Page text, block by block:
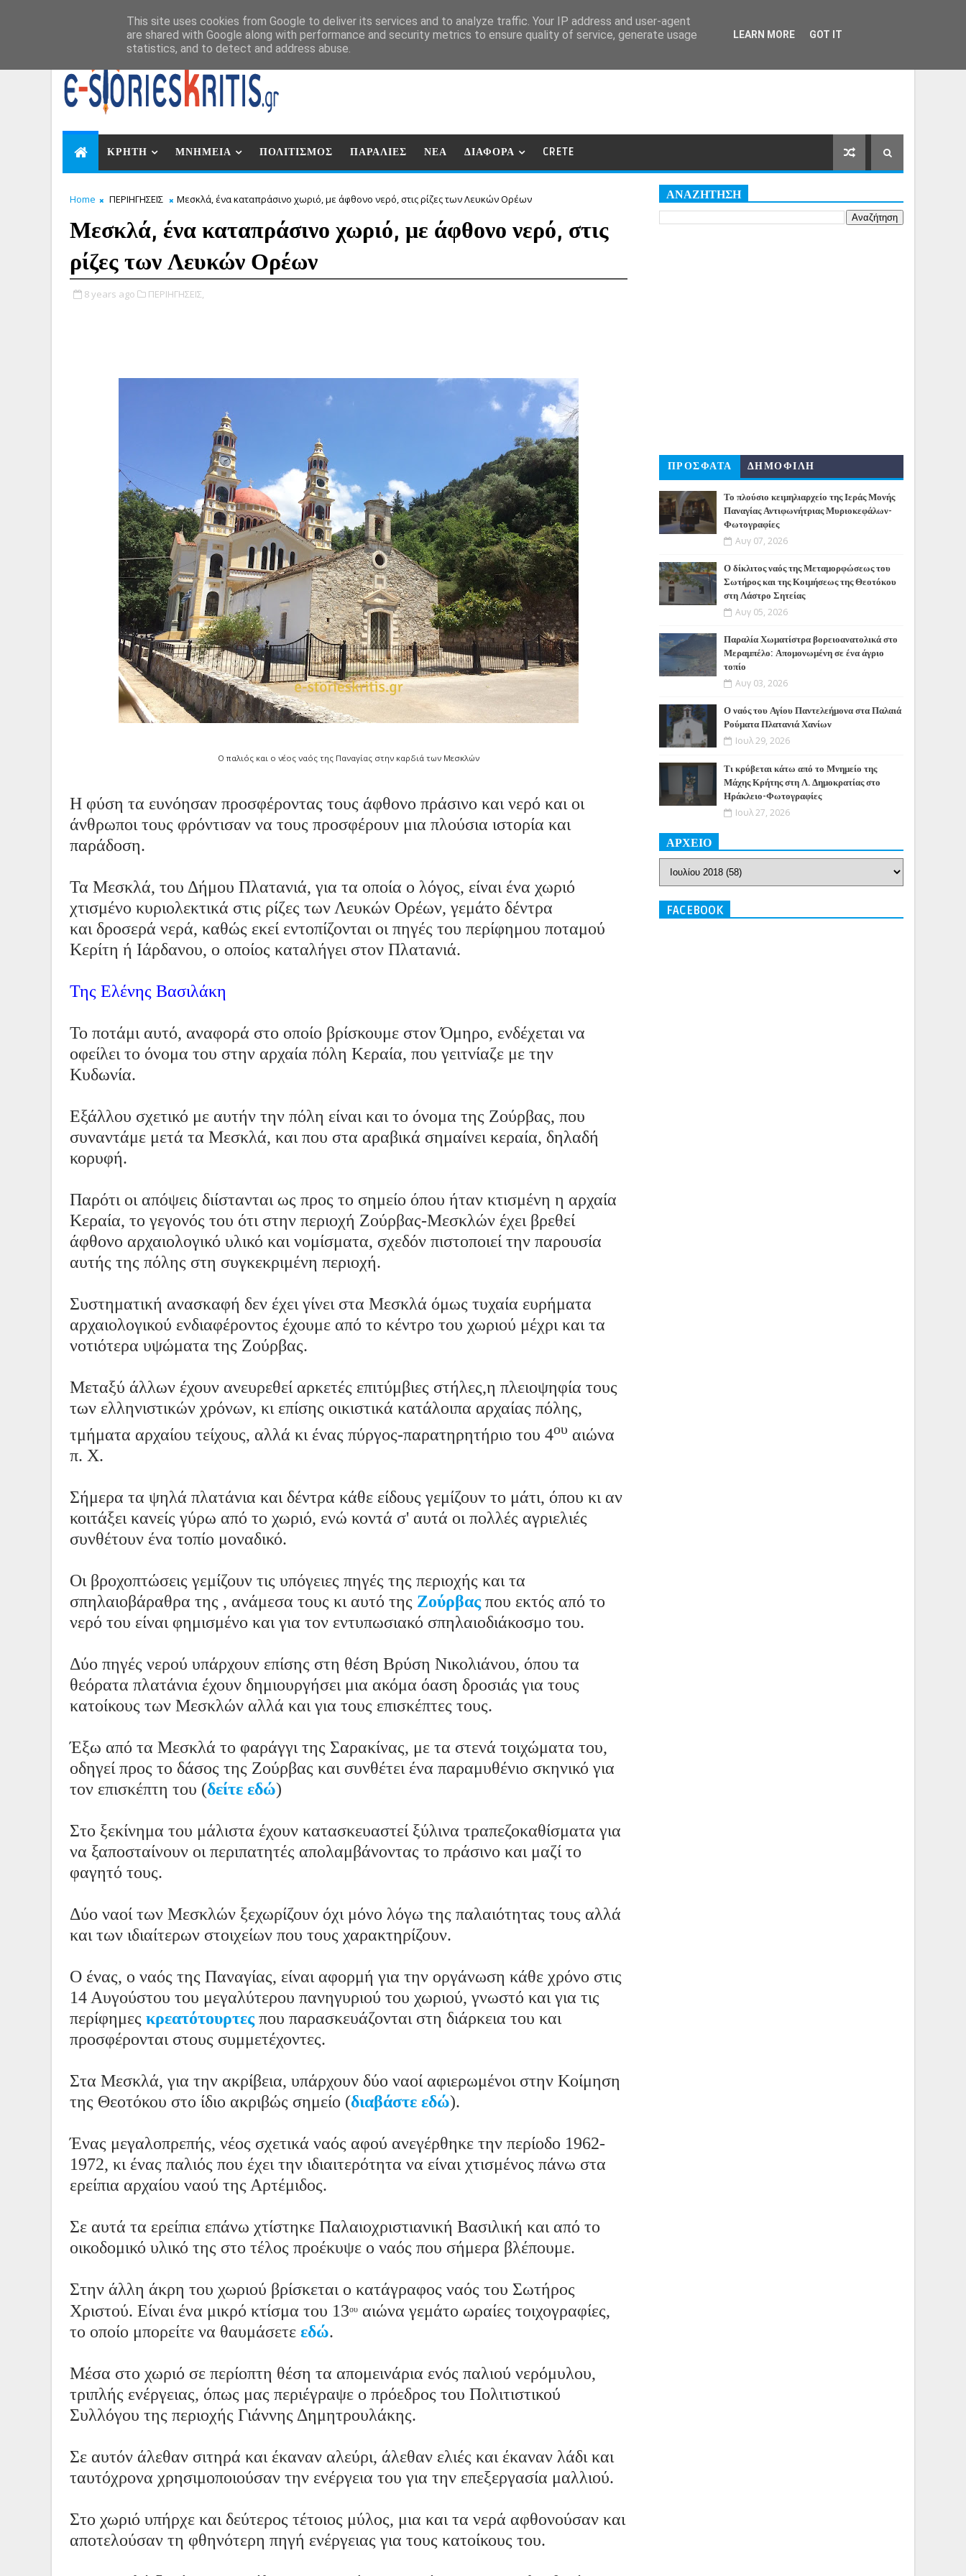
ΚΡΗΤΗ ΜΝΗΜΕΙΑ ΠΟΛΙΤΙΣΜΟΣ ΠΑΡΑΛΙΕΣ ΝΕΑ ΔΙΑΦΟΡΑ CRETE
Home ΠΕΡΙΗΓΗΣΕΙΣ Μεσκλά, ένα καταπράσινο χωριό, με άφθονο νερό, στις ρίζες των Λευκών Ορέων
Μεσκλά, ένα καταπράσινο χωριό, με άφθονο νερό, στις
ρίζες των Λευκών Ορέων
8 years ago ΠΕΡΙΗΓΗΣΕΙΣ,
Ο παλιός και ο νέος ναός της Παναγίας στην καρδιά των Μεσκλών
Η φύση τα ευνόησαν προσφέροντας τους άφθονο πράσινο και νερό και οι
άνθρωποι τους φρόντισαν να τους προσφέρουν μια πλούσια ιστορία και
παράδοση.
Τα Μεσκλά, του Δήμου Πλατανιά, για τα οποία ο λόγος, είναι ένα χωριό
χτισμένο κυριολεκτικά στις ρίζες των Λευκών Ορέων, γεμάτο δέντρα
και δροσερά νερά, καθώς εκεί εντοπίζονται οι πηγές του περίφημου ποταμού
Κερίτη ή Ιάρδανου, ο οποίος καταλήγει στον Πλατανιά.
Της Ελένης Βασιλάκη
Το ποτάμι αυτό, αναφορά στο οποίο βρίσκουμε στον Όμηρο, ενδέχεται να
οφείλει το όνομα του στην αρχαία πόλη Κεραία, που γειτνίαζε με την
Κυδωνία.
Εξάλλου σχετικό με αυτήν την πόλη είναι και το όνομα της Ζούρβας, που
συναντάμε μετά τα Μεσκλά, και που στα αραβικά σημαίνει κεραία, δηλαδή
κορυφή.
Παρότι οι απόψεις διίστανται ως προς το σημείο όπου ήταν κτισμένη η αρχαία
Κεραία, το γεγονός του ότι στην περιοχή Ζούρβας-Μεσκλών έχει βρεθεί
άφθονο αρχαιολογικό υλικό και νομίσματα, σχεδόν πιστοποιεί την παρουσία
αυτής της πόλης στη συγκεκριμένη περιοχή.
Συστηματική ανασκαφή δεν έχει γίνει στα Μεσκλά όμως τυχαία ευρήματα
αρχαιολογικού ενδιαφέροντος έχουμε από το κέντρο του χωριού μέχρι και τα
νοτιότερα υψώματα της Ζούρβας.
Μεταξύ άλλων έχουν ανευρεθεί αρκετές επιτύμβιες στήλες,η πλειοψηφία τους
των ελληνιστικών χρόνων, κι επίσης οικιστικά κατάλοιπα αρχαίας πόλης,
τμήματα αρχαίου τείχους, αλλά κι ένας πύργος-παρατηρητήριο του 4ου αιώνα
π. Χ.
Σήμερα τα ψηλά πλατάνια και δέντρα κάθε είδους γεμίζουν το μάτι, όπου κι αν
κοιτάξει κανείς γύρω από το χωριό, ενώ κοντά σ' αυτά οι πολλές αγριελιές
συνθέτουν ένα τοπίο μοναδικό.
Οι βροχοπτώσεις γεμίζουν τις υπόγειες πηγές της περιοχής και τα
σπηλαιοβάραθρα της , ανάμεσα τους κι αυτό της Ζούρβας που εκτός από το
νερό του είναι φημισμένο και για τον εντυπωσιακό σπηλαιοδιάκοσμο του.
Δύο πηγές νερού υπάρχουν επίσης στη θέση Βρύση Νικολιάνου, όπου τα
θεόρατα πλατάνια έχουν δημιουργήσει μια ακόμα όαση δροσιάς για τους
κατοίκους των Μεσκλών αλλά και για τους επισκέπτες τους.
Έξω από τα Μεσκλά το φαράγγι της Σαρακίνας, με τα στενά τοιχώματα του,
οδηγεί προς το δάσος της Ζούρβας και συνθέτει ένα παραμυθένιο σκηνικό για
τον επισκέπτη του (δείτε εδώ)
Στο ξεκίνημα του μάλιστα έχουν κατασκευαστεί ξύλινα τραπεζοκαθίσματα για
να ξαποσταίνουν οι περιπατητές απολαμβάνοντας το πράσινο και μαζί το
φαγητό τους.
Δύο ναοί των Μεσκλών ξεχωρίζουν όχι μόνο λόγω της παλαιότητας τους αλλά
και των ιδιαίτερων στοιχείων που τους χαρακτηρίζουν.
Ο ένας, ο ναός της Παναγίας, είναι αφορμή για την οργάνωση κάθε χρόνο στις
14 Αυγούστου του μεγαλύτερου πανηγυριού του χωριού, γνωστό και για τις
περίφημες κρεατότουρτες που παρασκευάζονται στη διάρκεια του και
προσφέρονται στους συμμετέχοντες.
Στα Μεσκλά, για την ακρίβεια, υπάρχουν δύο ναοί αφιερωμένοι στην Κοίμηση
της Θεοτόκου στο ίδιο ακριβώς σημείο (διαβάστε εδώ).
Ένας μεγαλοπρεπής, νέος σχετικά ναός αφού ανεγέρθηκε την περίοδο 1962-
1972, κι ένας παλιός που έχει την ιδιαιτερότητα να είναι χτισμένος πάνω στα
ερείπια αρχαίου ναού της Αρτέμιδος.
Σε αυτά τα ερείπια επάνω χτίστηκε Παλαιοχριστιανική Βασιλική και από το
οικοδομικό υλικό της στο τέλος προέκυψε ο ναός που σήμερα βλέπουμε.
Στην άλλη άκρη του χωριού βρίσκεται ο κατάγραφος ναός του Σωτήρος
Χριστού. Είναι ένα μικρό κτίσμα του 13ου αιώνα γεμάτο ωραίες τοιχογραφίες,
το οποίο μπορείτε να θαυμάσετε εδώ.
Μέσα στο χωριό σε περίοπτη θέση τα απομεινάρια ενός παλιού νερόμυλου,
τριπλής ενέργειας, όπως μας περιέγραψε ο πρόεδρος του Πολιτιστικού
Συλλόγου της περιοχής Γιάννης Δημητρουλάκης.
Σε αυτόν άλεθαν σιτηρά και έκαναν αλεύρι, άλεθαν ελιές και έκαναν λάδι και
ταυτόχρονα χρησιμοποιούσαν την ενέργεια του για την επεξεργασία μαλλιού.
Στο χωριό υπήρχε και δεύτερος τέτοιος μύλος, μια και τα νερά αφθονούσαν και
αποτελούσαν τη φθηνότερη πηγή ενέργειας για τους κατοίκους του.
ΑΝΑΖΗΤΗΣΗ
ΠΡΟΣΦΑΤΑ ΔΗΜΟΦΙΛΗ
Το πλούσιο κειμηλιαρχείο της Ιεράς Μονής
Παναγίας Αντιφωνήτριας Μυριοκεφάλων-
Φωτογραφίες
Αυγ 07, 2026
Ο δίκλιτος ναός της Μεταμορφώσεως του
Σωτήρος και της Κοιμήσεως της Θεοτόκου
στη Λάστρο Σητείας
Αυγ 05, 2026
Παραλία Χωματίστρα βορειοανατολικά στο
Μεραμπέλο: Απομονωμένη σε ένα άγριο
τοπίο
Αυγ 03, 2026
Ο ναός του Αγίου Παντελεήμονα στα Παλαιά
Ρούματα Πλατανιά Χανίων
Ιουλ 29, 2026
Τι κρύβεται κάτω από το Μνημείο της
Μάχης Κρήτης στη Λ. Δημοκρατίας στο
Ηράκλειο-Φωτογραφίες
Ιουλ 27, 2026
ΑΡΧΕΙΟ
FACEBOOK
This site uses cookies from Google to deliver its services and to analyze traffic. Your IP address and user-agent
are shared with Google along with performance and security metrics to ensure quality of service, generate usage
statistics, and to detect and address abuse.
LEARN MORE GOT IT